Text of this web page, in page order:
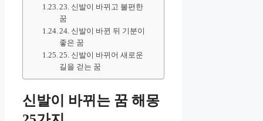
23. 신발이 바뀌고 불편한
꿈
24. 신발이 바뀐 뒤 기분이
좋은 꿈
25. 신발이 바뀌어 새로운
길을 걷는 꿈
신발이 바뀌는 꿈 해몽